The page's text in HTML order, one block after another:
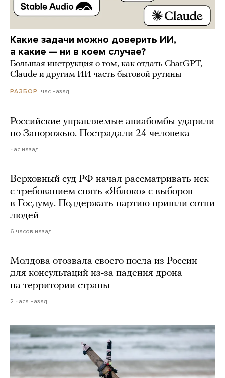
Какие задачи можно доверить ИИ,
а какие — ни в коем случае?
Большая инструкция о том, как отдать ChatGPT,
Claude и другим ИИ часть бытовой рутины
РАЗБОР час назад
Российские управляемые авиабомбы ударили
по Запорожью. Пострадали 24 человека
час назад
Верховный суд РФ начал рассматривать иск
с требованием снять «Яблоко» с выборов
в Госдуму. Поддержать партию пришли сотни
людей
6 часов назад
Молдова отозвала своего посла из России
для консультаций из-за падения дрона
на территории страны
2 часа назад